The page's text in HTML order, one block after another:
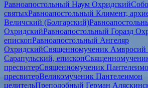
Равноапостольный Наум Охридский
святыхРавноапостольный Климент,
Величский (Болгарский)
ОхридскийРавноапостольный Горазд
епископРавноапостольный Ангеляр
ОхридскийСвященномученик Амвросий
Сарапульский, епископ
пресвитерСвященномученик
пресвитерВеликомученик Пантелеимон
целительПреподобный Герман